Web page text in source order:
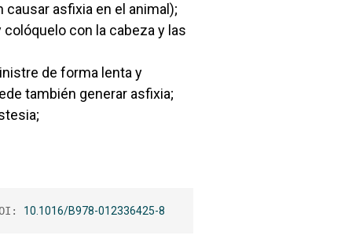
asfixia en el animal);
con la cabeza y las
de forma lenta y
también generar asfixia;
10.1016/B978-012336425-8